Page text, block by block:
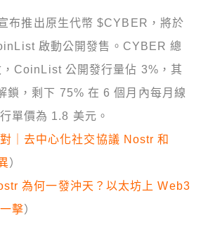
布推出原生代幣 $CYBER，將於
啟動公開發售。CYBER 總
CoinList 公開發行量佔 3%，其
鎖，剩下 75% 在 6 個月內每月線
單價為 1.8 美元。
對｜去中心化社交協議 Nostr 和
）
為何一發沖天？以太坊上 Web3
擊）